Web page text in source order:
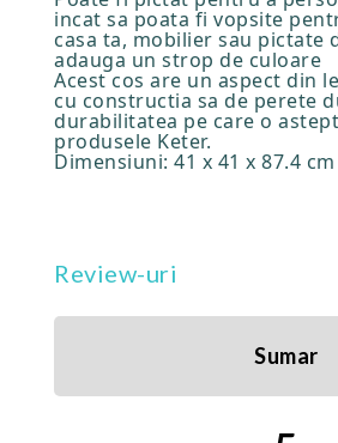
incat sa poata fi vopsite
casa ta, mobilier sau pictate
adauga un strop de culoare
Acest cos are un aspect din
cu constructia sa de perete
durabilitatea pe care o
produsele Keter.
Dimensiuni: 41 x 41 x 87.4 cm
Review-uri
Sumar